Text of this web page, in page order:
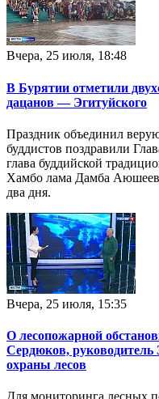
Вчера, 25 июля, 18:48
В Бурятии отметили
дацанов — Эгитуйского
Праздник объединил
буддистов поздравили
глава буддийской
Хамбо лама Дамба
два дня.
Вчера, 25 июля, 15:35
О лесопожарной
Сердюков, руководитель
охраны лесов